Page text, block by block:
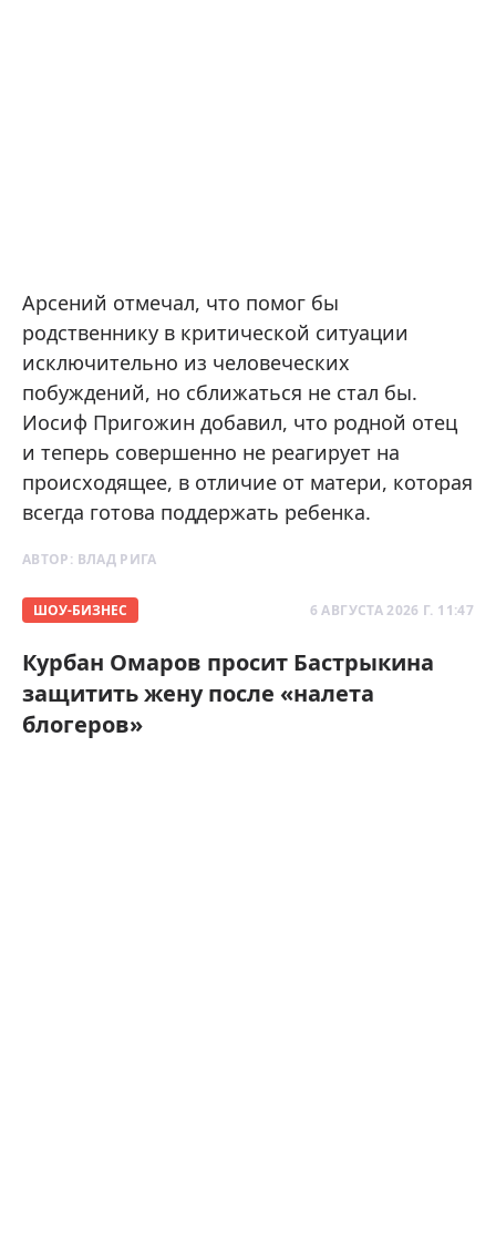
Арсений отмечал, что помог бы
родственнику в критической ситуации
исключительно из человеческих
побуждений, но сближаться не стал бы.
Иосиф Пригожин добавил, что родной отец
и теперь совершенно не реагирует на
происходящее, в отличие от матери, которая
всегда готова поддержать ребенка.
АВТОР: ВЛАД РИГА
ШОУ-БИЗНЕС 6 АВГУСТА 2026 Г. 11:47
Курбан Омаров просит Бастрыкина
защитить жену после «налета
блогеров»